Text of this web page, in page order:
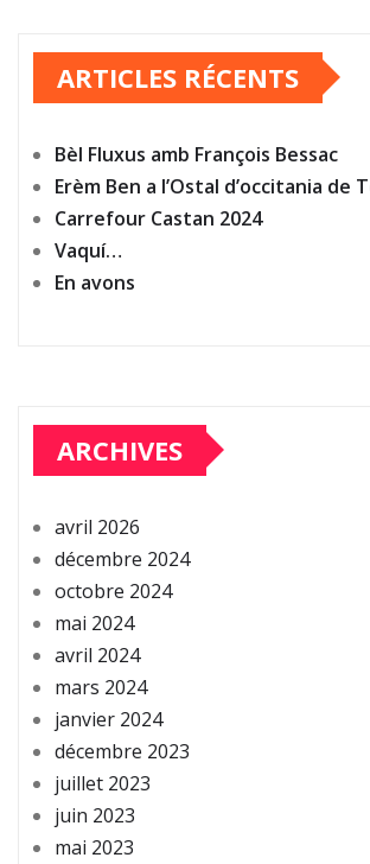
des
articles
ARTICLES RÉCENTS
Bèl Fluxus amb François Bessac
Erèm Ben a l’Ostal d’occitania de
Carrefour Castan 2024
Vaquí…
En avons
ARCHIVES
avril 2026
décembre 2024
octobre 2024
mai 2024
avril 2024
mars 2024
janvier 2024
décembre 2023
juillet 2023
juin 2023
mai 2023